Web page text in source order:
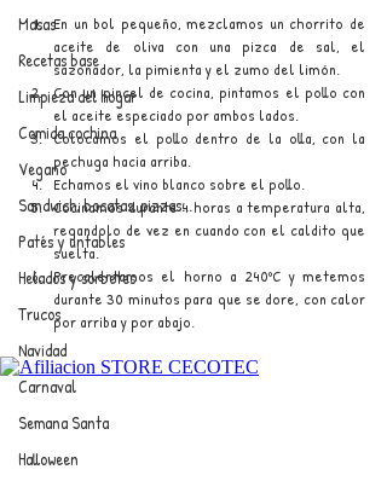
Masas
Recetas base
Limpieza del hogar
Comida cochina
Vegano
Sandwich, bocatas, pizzas...
Patés y untables
Helados y sorbetes
Trucos
Navidad
Carnaval
Semana Santa
Halloween
En un bol pequeño, mezclamos un chorrito de
aceite de oliva con una pizca de sal, el
sazonador, la pimienta y el zumo del limón.
Con un pincel de cocina, pintamos el pollo con
el aceite especiado por ambos lados.
Colocamos el pollo dentro de la olla, con la
pechuga hacia arriba.
Echamos el vino blanco sobre el pollo.
Cocinamos durante 4 horas a temperatura alta,
regandolo de vez en cuando con el caldito que
suelta.
Precalentamos el horno a 240ºC y metemos
durante 30 minutos para que se dore, con calor
por arriba y por abajo.